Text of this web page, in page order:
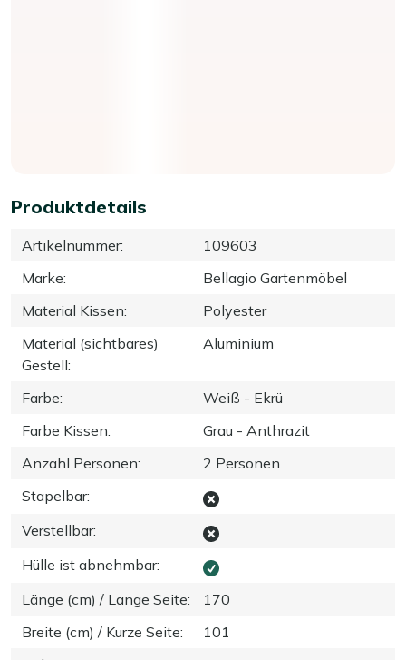
Produktdetails
Artikelnummer:
109603
Marke:
Bellagio Gartenmöbel
Material Kissen:
Polyester
Material (sichtbares)
Gestell:
Aluminium
Farbe:
Weiß - Ekrü
Farbe Kissen:
Grau - Anthrazit
Anzahl Personen:
2 Personen
Stapelbar:
Verstellbar:
Hülle ist abnehmbar:
Länge (cm) / Lange Seite:
170
Breite (cm) / Kurze Seite:
101